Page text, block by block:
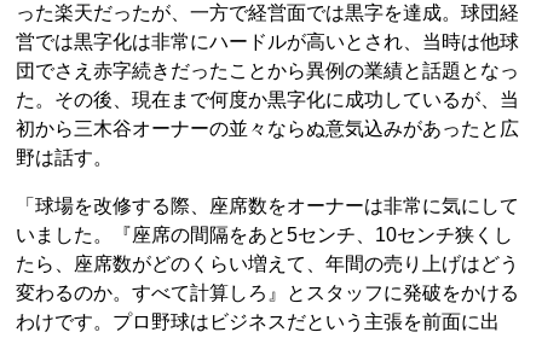
った楽天だったが、一方で経営面では黒字を達成。球団経
営では黒字化は非常にハードルが高いとされ、当時は他球
団でさえ赤字続きだったことから異例の業績と話題となっ
た。その後、現在まで何度か黒字化に成功しているが、当
初から三木谷オーナーの並々ならぬ意気込みがあったと広
野は話す。
「球場を改修する際、座席数をオーナーは非常に気にして
いました。『座席の間隔をあと5センチ、10センチ狭くし
たら、座席数がどのくらい増えて、年間の売り上げはどう
変わるのか。すべて計算しろ』とスタッフに発破をかける
わけです。プロ野球はビジネスだという主張を前面に出